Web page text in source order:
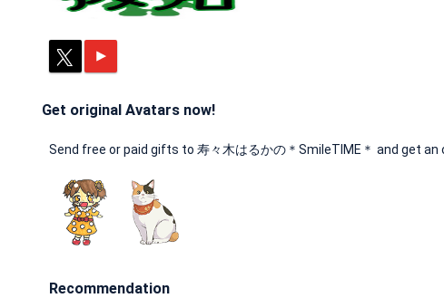
Get original Avatars now!
Send free or paid gifts to 寿々木はるかの＊SmileTIME＊ and get an
Recommendation